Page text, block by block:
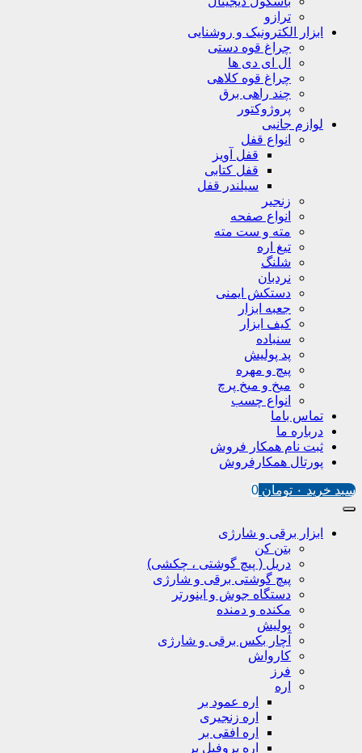
ترازو
ابزار الکترونیک و روشنایی
چراغ قوه دستی
ال ای دی ها
چراغ قوه کلاهی
چند راهی برق
پروژوکتور
لوازم جانبی
انواع قفل
قفل آویز
قفل کتابی
سیلندر قفل
زنجیر
انواع صفحه
مته و ست مته
تیغ اره
شلنگ
نردبان
دستکش ایمنی
جعبه ابزار
کیف ابزار
سنباده
پد پولیش
پیچ و مهره
میخ و میخ پرچ
انواع چسب
تماس باما
درباره ما
ثبت نام همکار فروش
پورتال همکارفروش
سبد خرید ۰ تومان 0
ابزار برقی و شارژی
بتن کن
دریل ( پیچ گوشتی ، چکشی)
پیچ گوشتی برقی و شارژی
دستگاه جوش و اینورتر
مکنده و دمنده
پولیش
آچار بکس برقی و شارژی
کارواش
فرز
اره
اره عمود بر
اره زنجیری
اره افقی بر
اره پروفیل پر